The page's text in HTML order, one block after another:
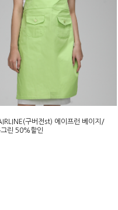
구버전st) 에이프런 베이지/
린 50%할인